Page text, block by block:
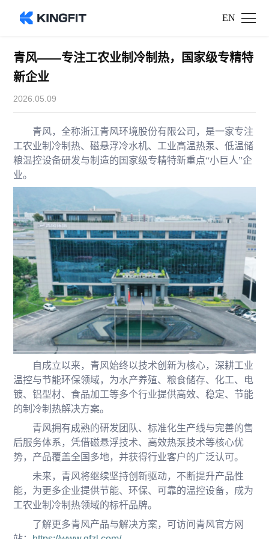
EN
青风——专注工农业制冷制热，国家级专精特
新企业
2026.05.09
青风，全称浙江青风环境股份有限公司，是一家专注
工农业制冷制热、磁悬浮冷水机、工业高温热泵、低温储
粮温控设备研发与制造的国家级专精特新重点“小巨人”企
业。
自成立以来，青风始终以技术创新为核心，深耕工业
温控与节能环保领域，为水产养殖、粮食储存、化工、电
镀、铝型材、食品加工等多个行业提供高效、稳定、节能
的制冷制热解决方案。
青风拥有成熟的研发团队、标准化生产线与完善的售
后服务体系，凭借磁悬浮技术、高效热泵技术等核心优
势，产品覆盖全国多地，并获得行业客户的广泛认可。
未来，青风将继续坚持创新驱动，不断提升产品性
能，为更多企业提供节能、环保、可靠的温控设备，成为
工农业制冷制热领域的标杆品牌。
了解更多青风产品与解决方案，可访问青风官方网